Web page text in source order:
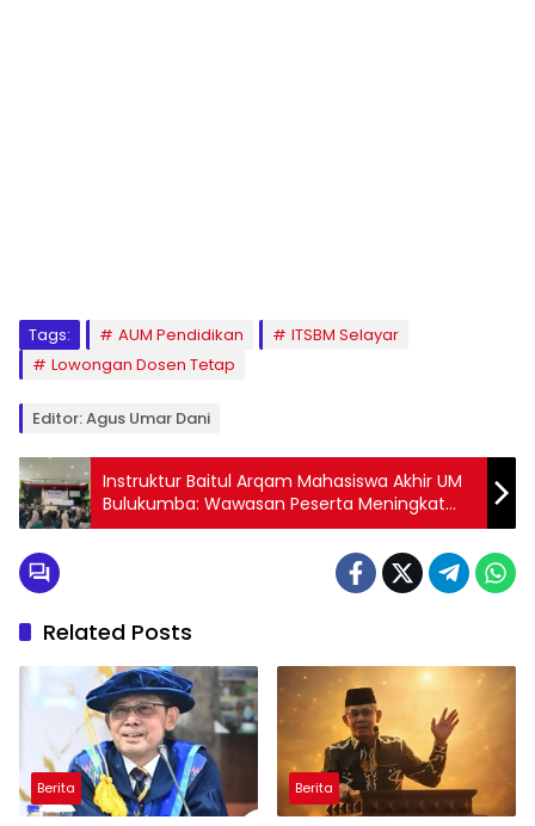
Tags: AUM Pendidikan
ITSBM Selayar
Lowongan Dosen Tetap
Editor: Agus Umar Dani
Instruktur Baitul Arqam Mahasiswa Akhir UM
Bulukumba: Wawasan Peserta Meningkat
Signifikan
Related Posts
Berita Berita